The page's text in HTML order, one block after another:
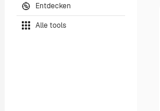
Entdecken
Alle tools